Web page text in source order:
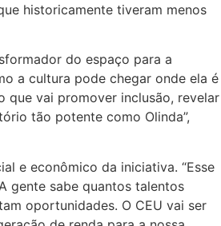
historicamente tiveram menos
do espaço para a
a cultura pode chegar onde ela é
que vai promover inclusão, revelar
tão potente como Olinda”,
e econômico da iniciativa. “Esse
gente sabe quantos talentos
oportunidades. O CEU vai ser